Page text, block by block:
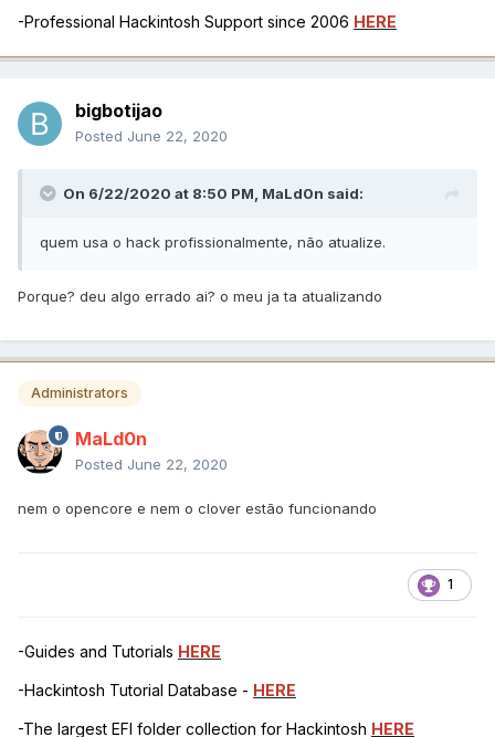
-Professional Hackintosh Support since 2006 HERE
bigbotijao
Posted June 22, 2020
On 6/22/2020 at 8:50 PM, MaLd0n said:
quem usa o hack profissionalmente, não atualize.
Porque? deu algo errado ai? o meu ja ta atualizando
Administrators
MaLd0n
Posted June 22, 2020
nem o opencore e nem o clover estão funcionando
1
-Guides and Tutorials HERE
-Hackintosh Tutorial Database - HERE
-The largest EFI folder collection for Hackintosh HERE